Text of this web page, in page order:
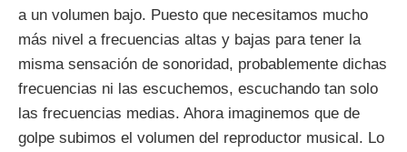
a un volumen bajo. Puesto que necesitamos mucho
más nivel a frecuencias altas y bajas para tener la
misma sensación de sonoridad, probablemente dichas
frecuencias ni las escuchemos, escuchando tan solo
las frecuencias medias. Ahora imaginemos que de
golpe subimos el volumen del reproductor musical. Lo